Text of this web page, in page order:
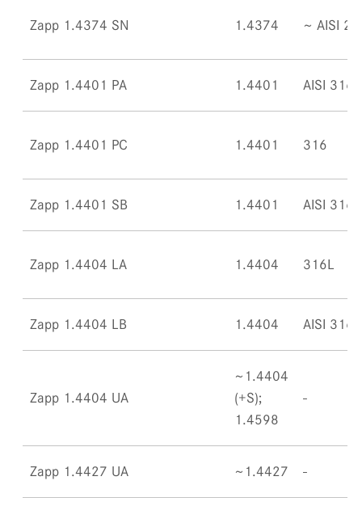
Zapp 1.4374 SN 1.4374 ~ AISI
Zapp 1.4401 PA 1.4401 AISI 316
Zapp 1.4401 PC 1.4401 316
Zapp 1.4401 SB 1.4401 AISI 316
Zapp 1.4404 LA 1.4404 316L
Zapp 1.4404 LB 1.4404 AISI 316L
Zapp 1.4404 UA
~1.4404
(+S);
1.4598
Zapp 1.4427 UA ~1.4427